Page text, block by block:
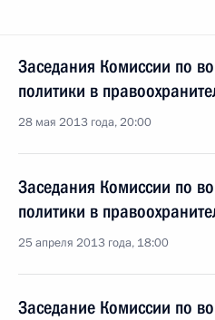
Заседания Комиссии по
политики в
28 мая 2013 года, 20:00
Заседания Комиссии по
политики в
25 апреля 2013 года, 18:00
Заседание Комиссии по